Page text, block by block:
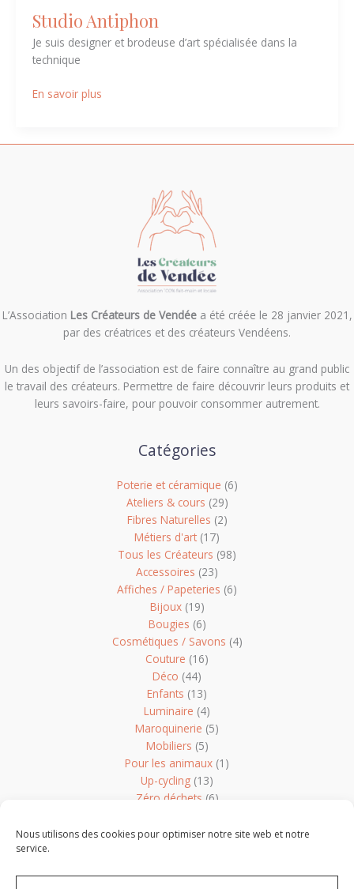
Nous utilisons des cookies pour optimiser notre site web et notre
service.
Studio Antiphon
Je suis designer et brodeuse d’art spécialisée dans la
technique
En savoir plus
L’Association Les Créateurs de Vendée a été créée le 28 janvier 2021,
par des créatrices et des créateurs Vendéens.
Un des objectif de l’association est de faire connaître au grand public
le travail des créateurs. Permettre de faire découvrir leurs produits et
leurs savoirs-faire, pour pouvoir consommer autrement.
Catégories
Poterie et céramique (6)
Ateliers & cours (29)
Fibres Naturelles (2)
Métiers d'art (17)
Tous les Créateurs (98)
Accessoires (23)
Affiches / Papeteries (6)
Bijoux(19)
Bougies (6)
Cosmétiques / Savons (4)
Couture (16)
Déco (44)
Enfants (13)
Luminaire (4)
Maroquinerie (5)
Mobiliers (5)
Pour les animaux (1)
Up-cycling (13)
Zéro déchets (6)